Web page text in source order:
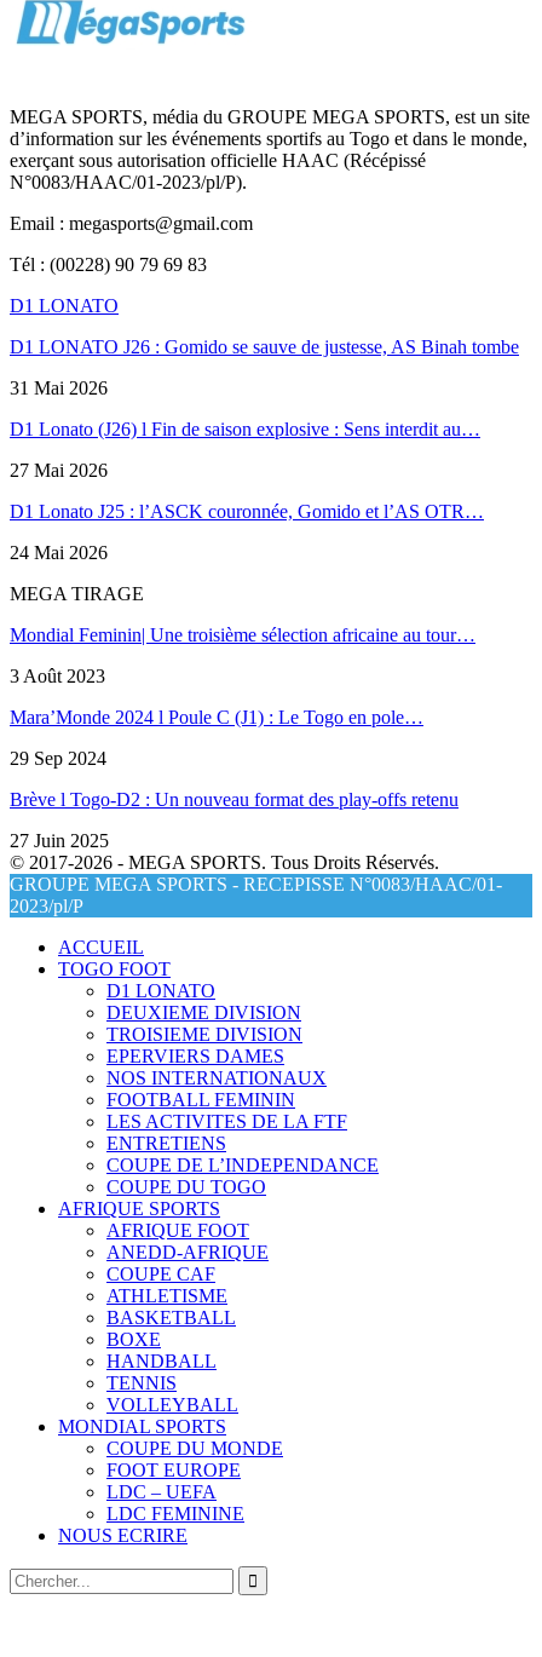
MEGA SPORTS, média du GROUPE MEGA SPORTS, est un site
d’information sur les événements sportifs au Togo et dans le monde,
exerçant sous autorisation officielle HAAC (Récépissé
N°0083/HAAC/01-2023/pl/P).
Email : megasports@gmail.com
Tél : (00228) 90 79 69 83
D1 LONATO
D1 LONATO J26 : Gomido se sauve de justesse, AS Binah tombe
31 Mai 2026
D1 Lonato (J26) l Fin de saison explosive : Sens interdit au…
27 Mai 2026
D1 Lonato J25 : l’ASCK couronnée, Gomido et l’AS OTR…
24 Mai 2026
MEGA TIRAGE
Mondial Feminin| Une troisième sélection africaine au tour…
3 Août 2023
Mara’Monde 2024 l Poule C (J1) : Le Togo en pole…
29 Sep 2024
Brève l Togo-D2 : Un nouveau format des play-offs retenu
27 Juin 2025
© 2017-2026 - MEGA SPORTS. Tous Droits Réservés.
GROUPE MEGA SPORTS - RECEPISSE N°0083/HAAC/01-
2023/pl/P
ACCUEIL
TOGO FOOT
D1 LONATO
DEUXIEME DIVISION
TROISIEME DIVISION
EPERVIERS DAMES
NOS INTERNATIONAUX
FOOTBALL FEMININ
LES ACTIVITES DE LA FTF
ENTRETIENS
COUPE DE L’INDEPENDANCE
COUPE DU TOGO
AFRIQUE SPORTS
AFRIQUE FOOT
ANEDD-AFRIQUE
COUPE CAF
ATHLETISME
BASKETBALL
BOXE
HANDBALL
TENNIS
VOLLEYBALL
MONDIAL SPORTS
COUPE DU MONDE
FOOT EUROPE
LDC – UEFA
LDC FEMININE
NOUS ECRIRE